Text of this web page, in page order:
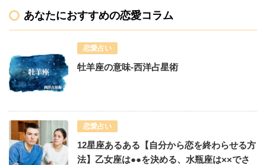
あなたにおすすめの恋愛コラム
恋愛占い
牡羊座の意味-西洋占星術
恋愛占い
12星座あるある【自分から恋を終わらせる方
法】乙女座は●●を決める、水瓶座は××でさ